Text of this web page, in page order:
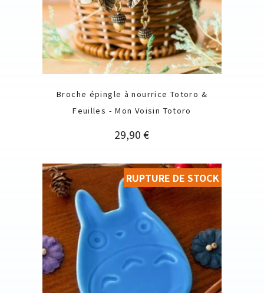
Broche épingle à nourrice Totoro &
Feuilles - Mon Voisin Totoro
Prix
29,90 €
RUPTURE DE STOCK